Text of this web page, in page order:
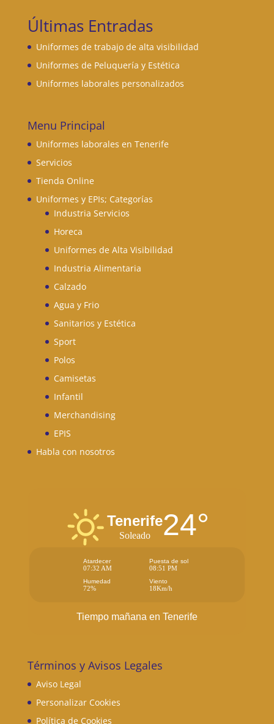
Últimas Entradas
Uniformes de trabajo de alta visibilidad
Uniformes de Peluquería y Estética
Uniformes laborales personalizados
Menu Principal
Uniformes laborales en Tenerife
Servicios
Tienda Online
Uniformes y EPIs; Categorías
Industria Servicios
Horeca
Uniformes de Alta Visibilidad
Industria Alimentaria
Calzado
Agua y Frio
Sanitarios y Estética
Sport
Polos
Camisetas
Infantil
Merchandising
EPIS
Habla con nosotros
Tenerife
Soleado 24°
Atardecer
07:32 AM
Puesta de sol
08:51 PM
Humedad
72%
Viento
18Km/h
Tiempo mañana en Tenerife
Términos y Avisos Legales
Aviso Legal
Personalizar Cookies
Política de Cookies